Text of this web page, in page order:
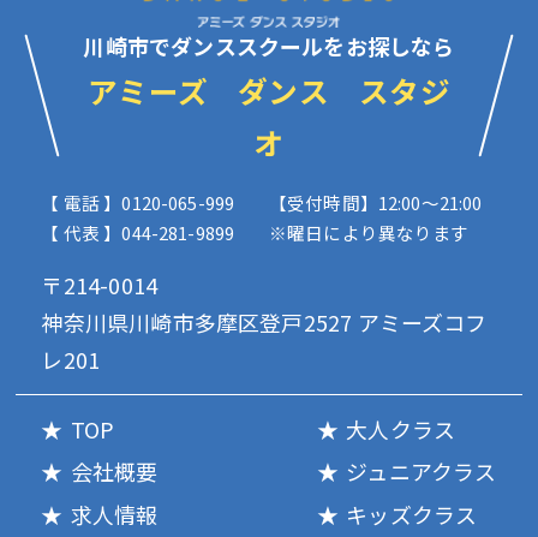
川崎市でダンススクールをお探しなら
アミーズ ダンス スタジ
オ
【 電話 】0120-065-999
【 代表 】044-281-9899
【受付時間】12:00〜21:00
※曜日により異なります
〒214-0014
神奈川県川崎市多摩区登戸2527 アミーズコフ
レ201
TOP
会社概要
求人情報
大人クラス
ジュニアクラス
キッズクラス